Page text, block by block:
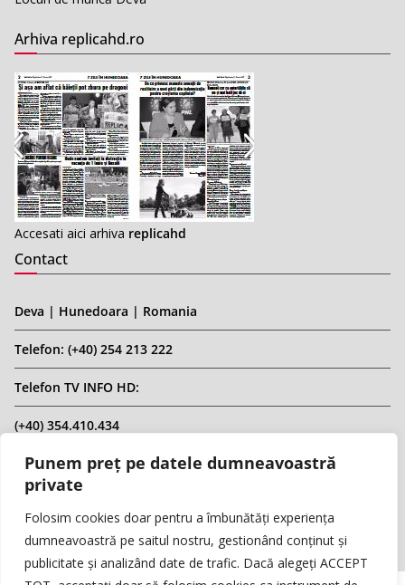
Punem preț pe datele dumneavoastră
private
Folosim cookies doar pentru a îmbunătăți experiența
dumneavoastră pe saitul nostru, gestionând conținut și
publicitate și analizând date de trafic. Dacă alegeți ACCEPT
Arhiva replicahd.ro
Accesati aici arhiva replicahd
Contact
Deva | Hunedoara | Romania
Telefon: (+40) 254 213 222
Telefon TV INFO HD:
(+40) 354.410.434
Email: infohd20@gmail.com
Website: www.replicahd.ro